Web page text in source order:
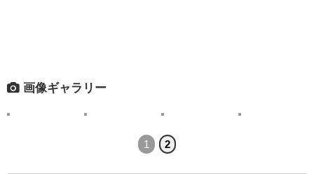
画像ギャラリー
1 2